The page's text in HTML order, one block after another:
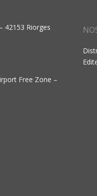
42153 Riorges
Free Zone –